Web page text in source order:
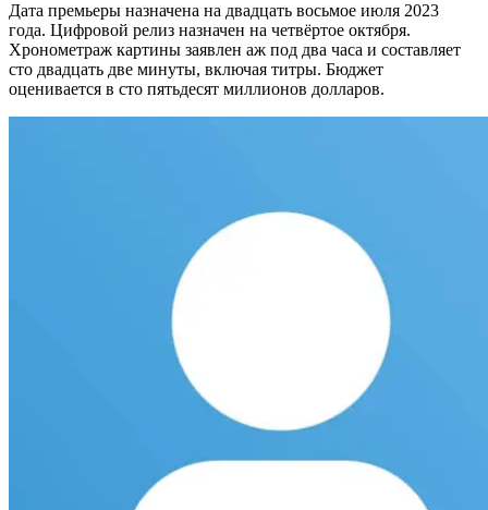
Дата премьеры назначена на двадцать восьмое июля 2023
года. Цифровой релиз назначен на четвёртое октября.
Хронометраж картины заявлен аж под два часа и составляет
сто двадцать две минуты, включая титры. Бюджет
оценивается в сто пятьдесят миллионов долларов.